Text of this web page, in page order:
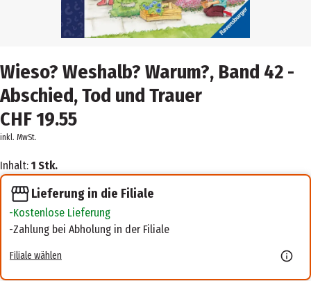
Wieso? Weshalb? Warum?, Band 42 -
Abschied, Tod und Trauer
CHF 19.55
inkl. MwSt.
Inhalt: 1 Stk.
Lieferung in die Filiale
Kostenlose Lieferung
Zahlung bei Abholung in der Filiale
Filiale wählen